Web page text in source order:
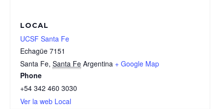
LOCAL
UCSF Santa Fe
Echagüe 7151
Santa Fe, Santa Fe Argentina + Google Map
Phone
+54 342 460 3030
Ver la web Local